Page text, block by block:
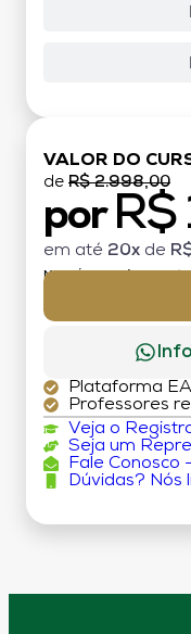
VALOR DO
de R$ 2.998,00
por R$
em até 20x de
MATRÍCULA:
Plataforma
Professores
Veja o
Seja um
Fale Conosco
Dúvidas? Nós